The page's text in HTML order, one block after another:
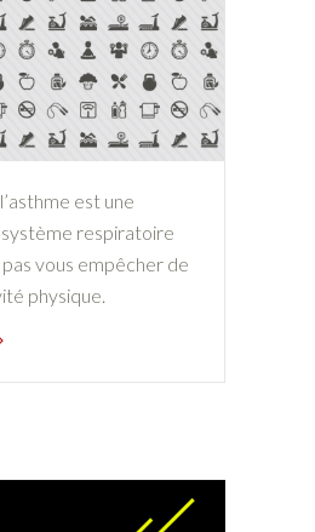
est une
respiratoire
vous empêcher de
physique.